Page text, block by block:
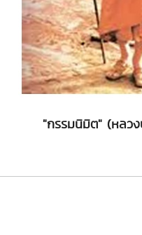
"กรรมนิมิต" (หลว